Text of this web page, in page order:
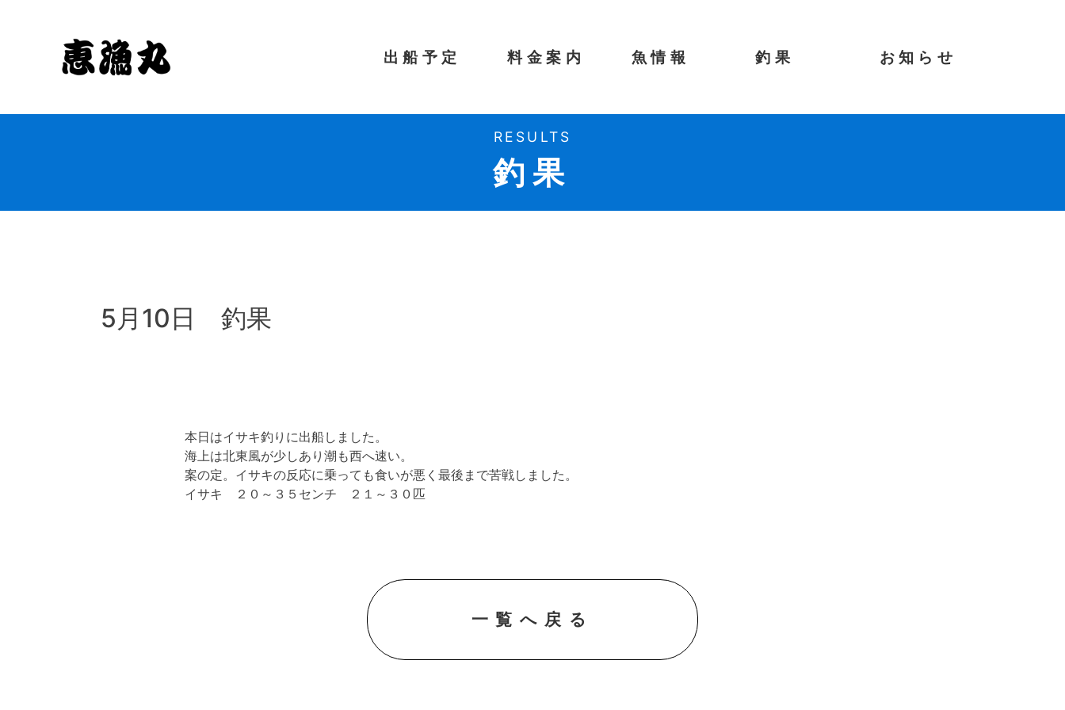
出船予定 料金案内 魚情報 釣果 お知らせ
RESULTS
釣果
5月10日 釣果
本日はイサキ釣りに出船しました。
海上は北東風が少しあり潮も西へ速い。
案の定。イサキの反応に乗っても食いが悪く最後まで苦戦しました。
イサキ ２０～３５センチ ２１～３０匹
一覧へ戻る